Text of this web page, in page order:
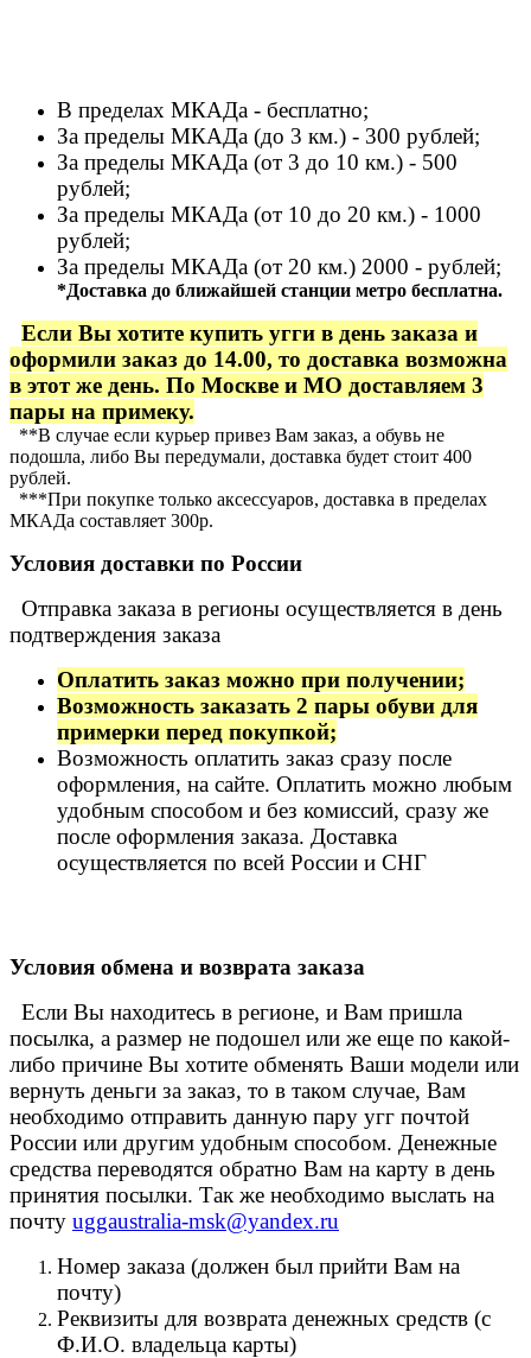
В пределах МКАДа - бесплатно;
За пределы МКАДа (до 3 км.) - 300 рублей;
За пределы МКАДа (от 3 до 10 км.) - 500
рублей;
За пределы МКАДа (от 10 до 20 км.) - 1000
рублей;
За пределы МКАДа (от 20 км.) 2000 - рублей;
*Доставка до ближайшей станции метро бесплатна.
Если Вы хотите купить угги в день заказа и
оформили заказ до 14.00, то доставка возможна
в этот же день. По Москве и МО доставляем 3
пары на примеку.
**В случае если курьер привез Вам заказ, а обувь не
подошла, либо Вы передумали, доставка будет стоит 400
рублей.
***При покупке только аксессуаров, доставка в пределах
МКАДа составляет 300р.
Условия доставки по России
Отправка заказа в регионы осуществляется в день
подтверждения заказа
Оплатить заказ можно при получении;
Возможность заказать 2 пары обуви для
примерки перед покупкой;
Возможность оплатить заказ сразу после
оформления, на сайте. Оплатить можно любым
удобным способом и без комиссий, сразу же
после оформления заказа. Доставка
осуществляется по всей России и СНГ
Условия обмена и возврата заказа
Если Вы находитесь в регионе, и Вам пришла
посылка, а размер не подошел или же еще по какой-
либо причине Вы хотите обменять Ваши модели или
вернуть деньги за заказ, то в таком случае, Вам
необходимо отправить данную пару угг почтой
России или другим удобным способом. Денежные
средства переводятся обратно Вам на карту в день
принятия посылки. Так же необходимо выслать на
почту uggaustralia-msk@yandex.ru
Номер заказа (должен был прийти Вам на
почту)
Реквизиты для возврата денежных средств (с
Ф.И.О. владельца карты)